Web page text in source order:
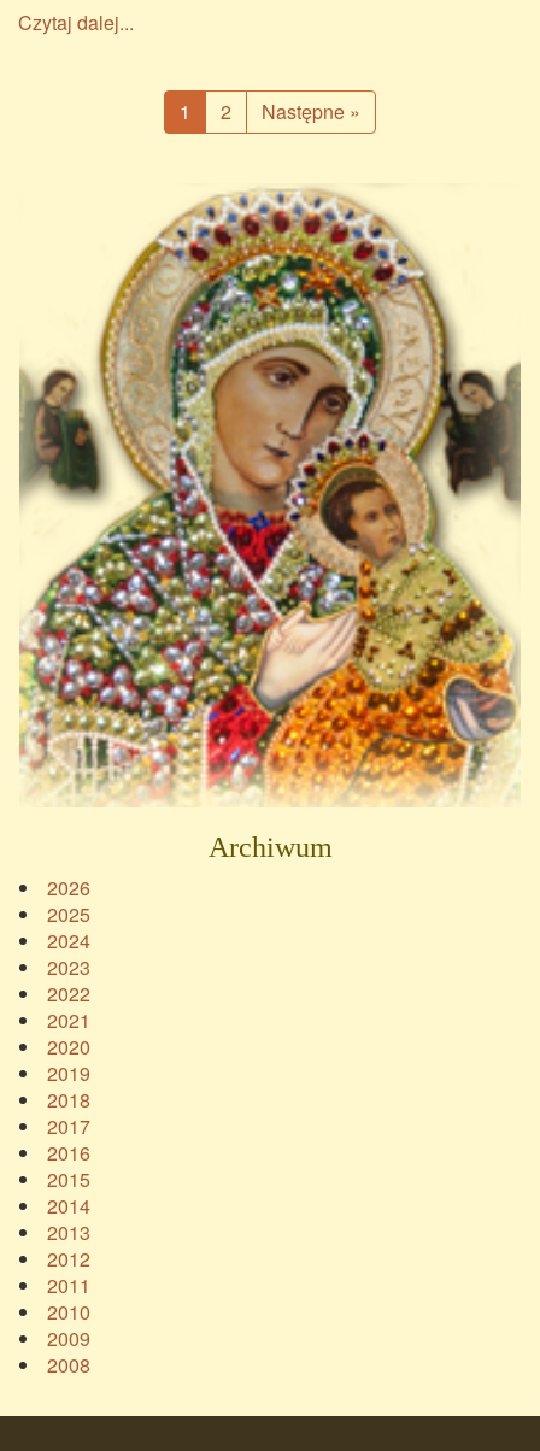
Czytaj dalej...
1 2 Następne »
Archiwum
2026
2025
2024
2023
2022
2021
2020
2019
2018
2017
2016
2015
2014
2013
2012
2011
2010
2009
2008